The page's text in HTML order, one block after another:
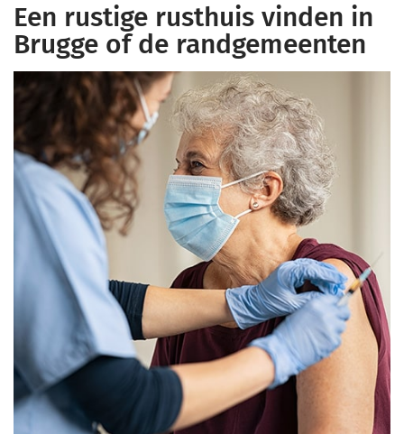
Een rustige rusthuis vinden in
Brugge of de randgemeenten